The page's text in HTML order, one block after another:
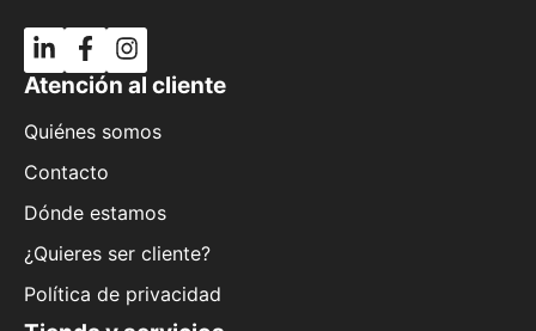
Atención al cliente
Quiénes somos
Contacto
Dónde estamos
¿Quieres ser cliente?
Política de privacidad